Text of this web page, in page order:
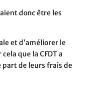
donc être les
et d’améliorer le
que la CFDT a
part de leurs frais de